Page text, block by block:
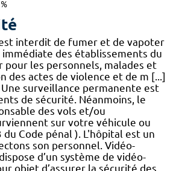
interdit de fumer et de vapoter
des établissements du
les personnels, malades et
des actes de violence et de m [...]
surveillance permanente est
de sécurité. Néanmoins, le
des vols et/ou
sur votre véhicule ou
du Code pénal ). L'hôpital est un
son personnel. Vidéo-
d’un système de vidéo-
objet d’assurer la sécurité des